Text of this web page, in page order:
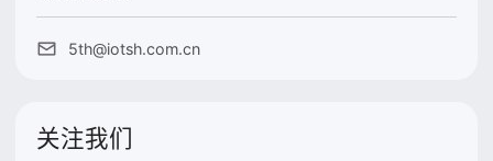
5th@iotsh.com.cn
关注我们